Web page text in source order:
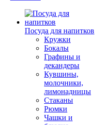
Посуда для напитков
Кружки
Бокалы
Графины и
декандеры
Кувшины,
молочники,
лимонадницы
Стаканы
Рюмки
Чашки и